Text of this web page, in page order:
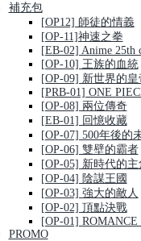
補充包
[OP12] 師徒的情義
[OP-11]神速之拳
[EB-02] Anime 25th
[OP-10] 王族的血統
[OP-09] 新世界的皇
[PRB-01] ONE
[OP-08] 兩位傳奇
[EB-01] 回憶收藏
[OP-07] 500年後的
[OP-06] 雙壁的霸者
[OP-05] 新時代的主
[OP-04] 陰謀王國
[OP-03] 強大的敵人
[OP-02] 頂點決戰
[OP-01] ROMANCE
PROMO